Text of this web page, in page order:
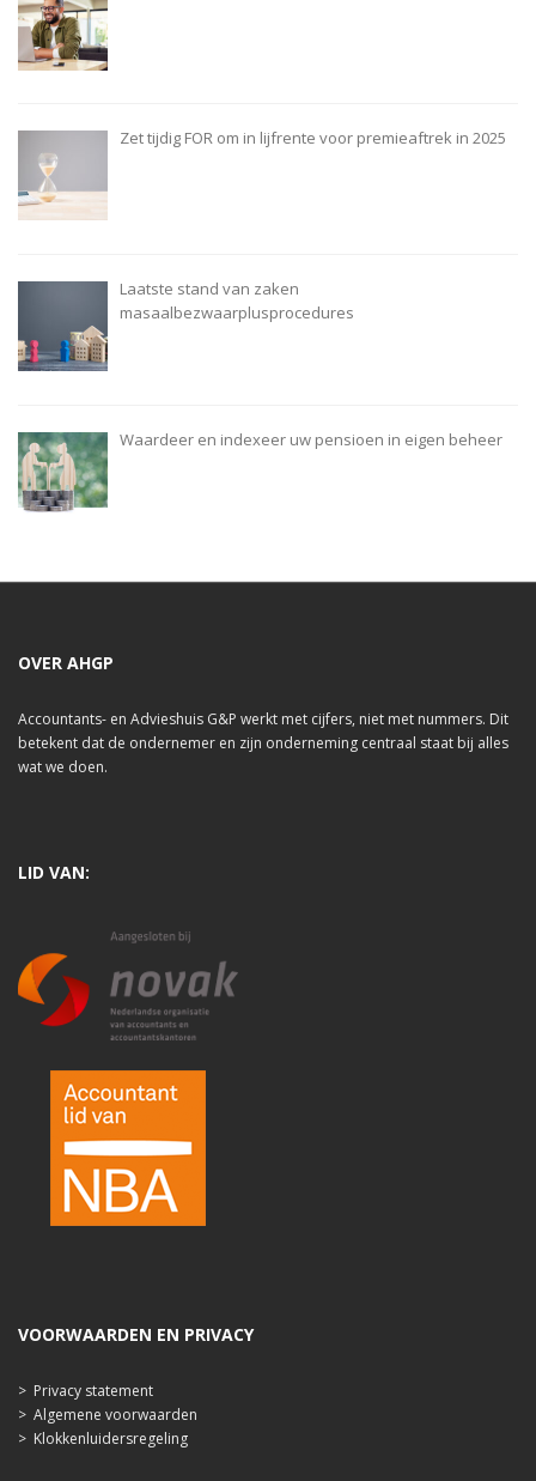
Zet tijdig FOR om in lijfrente voor premieaftrek in 2025
Laatste stand van zaken
masaalbezwaarplusprocedures
Waardeer en indexeer uw pensioen in eigen beheer
OVER AHGP
Accountants- en Advieshuis G&P werkt met cijfers, niet met nummers. Dit
betekent dat de ondernemer en zijn onderneming centraal staat bij alles
wat we doen.
LID VAN:
VOORWAARDEN EN PRIVACY
> Privacy statement
> Algemene voorwaarden
> Klokkenluidersregeling